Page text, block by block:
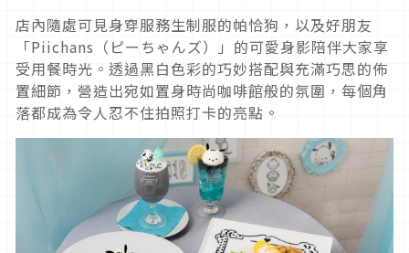
店內隨處可見身穿服務生制服的帕恰狗，以及好朋友
「Piichans（ピーちゃんズ）」的可愛身影陪伴大家享
受用餐時光。透過黑白色彩的巧妙搭配與充滿巧思的佈
置細節，營造出宛如置身時尚咖啡館般的氛圍，每個角
落都成為令人忍不住拍照打卡的亮點。